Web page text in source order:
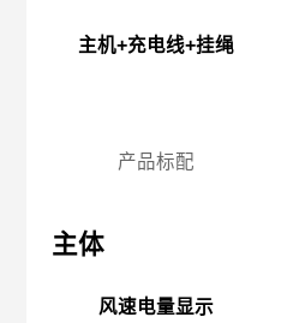
主机+充电线+挂绳
产品标配
主体
风速电量显示